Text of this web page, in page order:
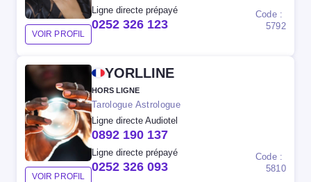
VOIR PROFIL
Ligne directe prépayé
0252 326 123
Code :
5792
VOIR PROFIL
YORLLINE
HORS LIGNE
Tarologue Astrologue
Ligne directe Audiotel
0892 190 137
Ligne directe prépayé
0252 326 093
Code :
5810